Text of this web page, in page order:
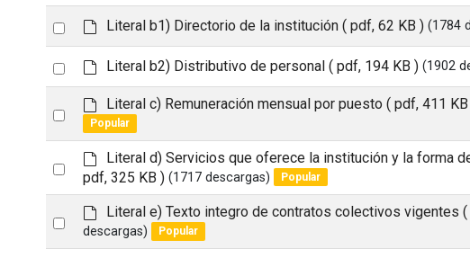
item
a
Select
an
item
d
u
l
t
Literal b1) Directorio de la institución ( pdf, 62 KB ) (1784
Select
an
item
d
e
a
u
t
Literal b2) Distributivo de personal ( pdf, 194 KB ) (1902
Select
an
item
d
e
f
a
u
l
Literal c) Remuneración mensual por puesto ( pdf, 411
Popular
Select
an
item
d
e
f
a
u
l
Literal d) Servicios que oferece la institución y la forma
pdf, 325 KB ) (1717 descargas) Popular
Select
an
d
e
f
Literal e) Texto integro de contratos colectivos vigentes
descargas)
Popular